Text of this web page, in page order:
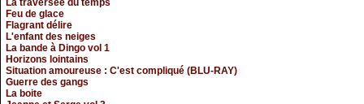
La traversée du temps
Feu de glace
Flagrant délire
L'enfant des neiges
La bande à Dingo vol 1
Horizons lointains
Situation amoureuse : C'est compliqué (BLU-RAY)
Guerre des gangs
La boite